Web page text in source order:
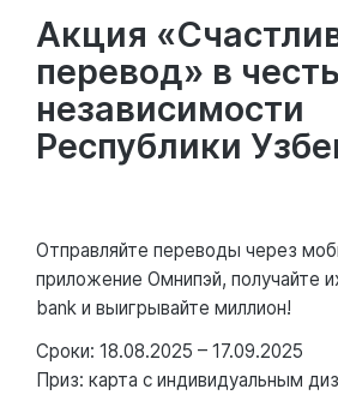
Акция
перевод» в
независимости
Республики
Отправляйте переводы через
приложение Омнипэй, получайте
bank и выигрывайте миллион!
Сроки: 18.08.2025 – 17.09.2025
Приз: карта с индивидуальным